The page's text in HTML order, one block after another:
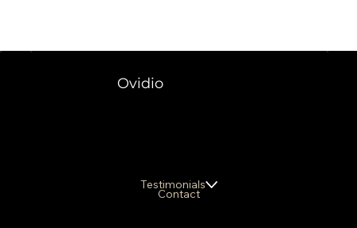
Ovidio
Testimonials
Contact